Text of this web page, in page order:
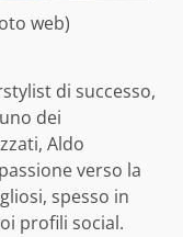
web)
di successo,
dei
Aldo
verso la
spesso in
profili social.